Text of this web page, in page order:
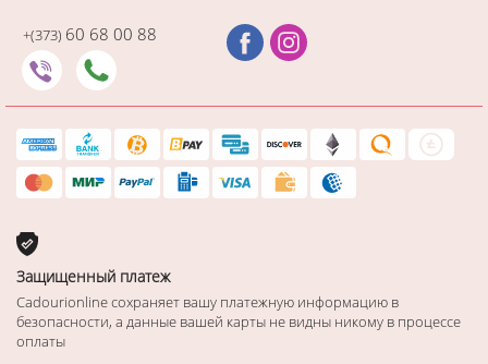
+(373) 60 68 00 88
Защищенный платеж
Cadourionline сохраняет вашу платежную информацию в
безопасности, а данные вашей карты не видны никому в процессе
оплаты